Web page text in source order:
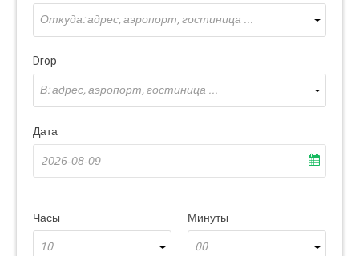
Откуда: адрес, аэропорт, гостиница ...
Drop
В: адрес, аэропорт, гостиница ...
Дата
Часы
10
Минуты
00